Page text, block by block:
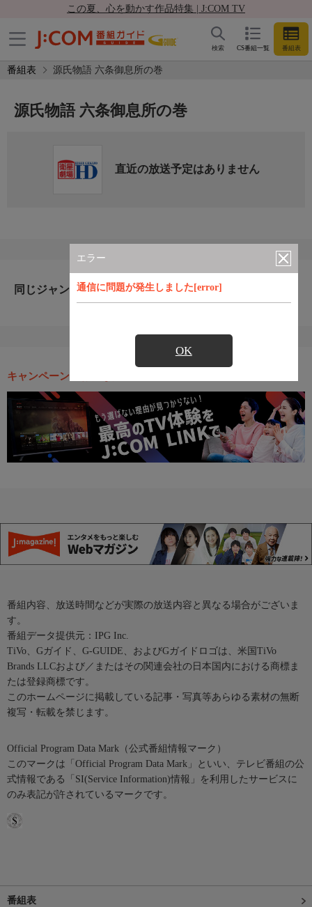
この夏、心を動かす作品特集 | J:COM TV
CS番組一覧 番組表
検索
番組表 源氏物語 六条御息所の巻
エラー
通信に問題が発生しました[error]
OK
源氏物語 六条御息所の巻
直近の放送予定はありません
同じジャンルのおすすめ番組
キャンペーン・お得な情報
番組内容、放送時間などが実際の放送内容と異なる場合がございま
す。
番組データ提供元：IPG Inc.
TiVo、Gガイド、G-GUIDE、およびGガイドロゴは、米国TiVo
Brands LLCおよび／またはその関連会社の日本国内における商標ま
たは登録商標です。
このホームページに掲載している記事・写真等あらゆる素材の無断
複写・転載を禁じます。
Official Program Data Mark（公式番組情報マーク）
このマークは「Official Program Data Mark」といい、テレビ番組の公
式情報である「SI(Service Information)情報」を利用したサービスに
のみ表記が許されているマークです。
番組表